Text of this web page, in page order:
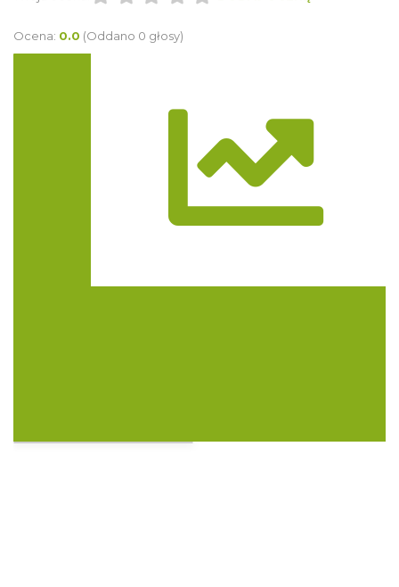
Ocena: 0.0 (Oddano 0 głosy)
Trasa